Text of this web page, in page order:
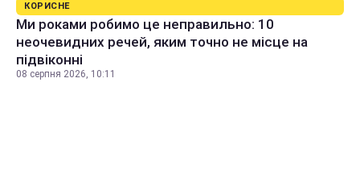
КОРИСНЕ
Ми роками робимо це неправильно: 10
неочевидних речей, яким точно не місце на
підвіконні
08 серпня 2026, 10:11